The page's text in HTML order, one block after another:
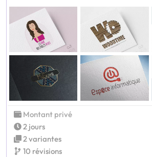
Montant privé
2 jours
2 variantes
10 révisions